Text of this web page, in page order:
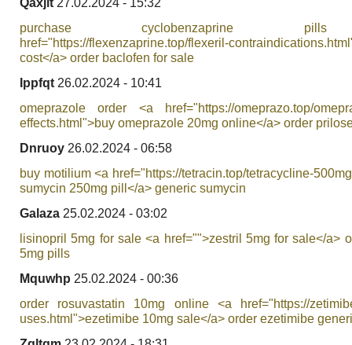
purchase cyclobenzaprine
href="https://flexenzaprine.top/flexeril-
cost</a> order baclofen for sale
Ippfqt 26.02.2024 - 10:41
omeprazole order <a href="https://omeprazo.top/
effects.html">buy omeprazole 20mg online</a> order
Dnruoy 26.02.2024 - 06:58
buy motilium <a href="https://tetracin.top/tetracycline-
sumycin 250mg pill</a> generic sumycin
Galaza 25.02.2024 - 03:02
lisinopril 5mg for sale <a href="">zestril 5mg for sale</a>
5mg pills
Mquwhp 25.02.2024 - 00:36
order rosuvastatin 10mg online <a href="https://
uses.html">ezetimibe 10mg sale</a> order ezetimibe